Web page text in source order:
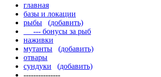
главная
базы и локации
рыбы
(добавить)
--- бонусы за рыб
наживки
мутанты
(добавить)
отвары
сундуки
(добавить)
---------------